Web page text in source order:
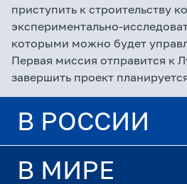
приступить к строительству
экспериментально-
которыми можно будет
Первая миссия отправится к
завершить проект
В РОССИИ
В МИРЕ